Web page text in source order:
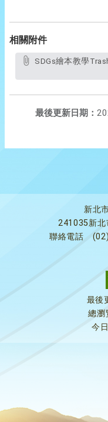
相關附件
最後更新日期：
新北
241035新北
聯絡電話
最後
總瀏
今